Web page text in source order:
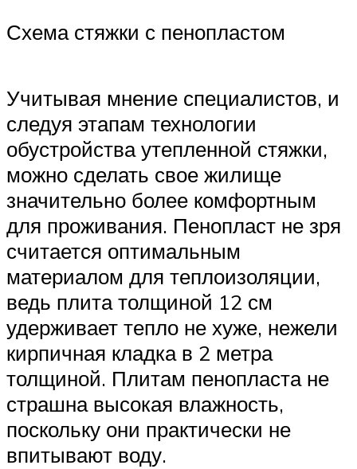
Схема стяжки с пенопластом
Учитывая мнение специалистов, и
следуя этапам технологии
обустройства утепленной стяжки,
можно сделать свое жилище
значительно более комфортным
для проживания. Пенопласт не зря
считается оптимальным
материалом для теплоизоляции,
ведь плита толщиной 12 см
удерживает тепло не хуже, нежели
кирпичная кладка в 2 метра
толщиной. Плитам пенопласта не
страшна высокая влажность,
поскольку они практически не
впитывают воду.